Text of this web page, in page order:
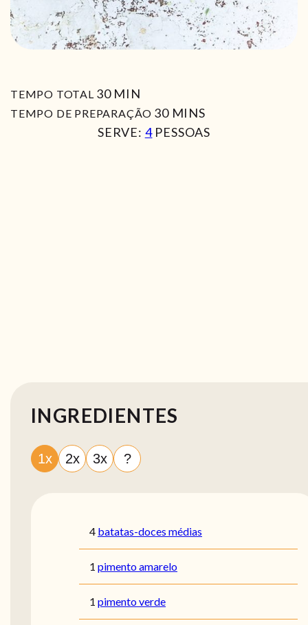
TEMPO TOTAL 30MIN
MIN
TEMPO DE PREPARAÇÃO 30MIN
MINS
SERVE: 4 PESSOAS
INGREDIENTES
1x 2x 3x ?
4 batatas-doces médias
1 pimento amarelo
1 pimento verde